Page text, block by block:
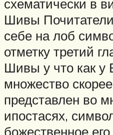
схематически в
Шивы
себе на лоб
отметку третий
Шивы у что как
множество
представлен во
ипостасях,
божественное